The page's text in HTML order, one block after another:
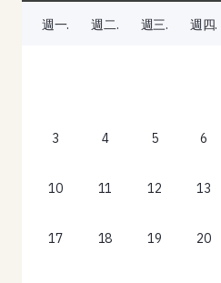
週一. 週二. 週三. 週四.
3 4 5 6
10 11 12 13
17 18 19 20